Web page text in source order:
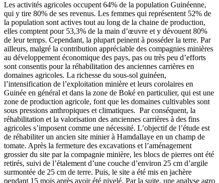
Les activités agricoles occupent 64% de la population Guinéenne,
qui y tire 80% de ses revenus. Les femmes qui représentent 52% de
la population sont actives tout au long de la chaine de production,
elles comptent pour 53,3% de la main d’œuvre et y dévouent 80%
de leur temps. Cependant, la plupart peinent à posséder la terre. Par
ailleurs, malgré la contribution appréciable des compagnies minières
au développement économique des pays, pas ou très peu d’efforts
sont consentis pour la réhabilitation des anciennes carrières en
domaines agricoles. La richesse du sous-sol guinéen,
l’intensification de l’exploitation minière et leurs corolaires en
Guinée en général et dans la zone de Boké en particulier, qui est une
zone de production agricole, font que les domaines cultivables sont
sous pressions anthropiques et climatiques. Par conséquent, la
réhabilitation et la valorisation des anciennes carrières à des fins
agricoles s’imposent comme une nécessité. L’objectif de l’étude est
de réhabiliter un ancien site minier à Hamdallaye en un champ de
tomate. Après la fermeture des excavations et l’aménagement
grossier du site par la compagnie minière, les blocs de pierres ont été
retirés, suivi de l’étalement d’une couche d’environ 25 cm d’argile
surmontée de 25 cm de terre. Puis, le site a été mis en jachère
pendant 15 mois après avoir été nivelé. Par la suite, une analyse agro